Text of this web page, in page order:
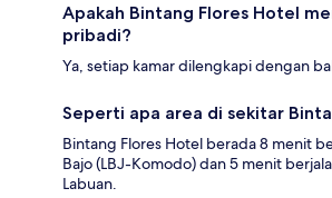
Apakah Bintang Flores Hotel
pribadi?
Ya, setiap kamar dilengkapi dengan
Seperti apa area di sekitar
Bintang Flores Hotel berada 8 menit
Bajo (LBJ-Komodo) dan 5 menit
Labuan.